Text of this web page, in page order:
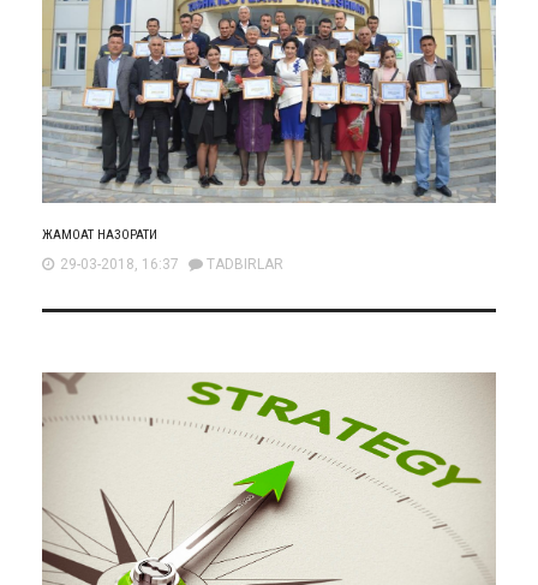
ЖАМОАТ НАЗОРАТИ
29-03-2018, 16:37 TADBIRLAR